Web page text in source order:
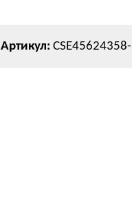
CSE45624358-